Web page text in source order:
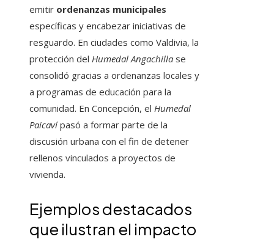
emitir ordenanzas municipales
específicas y encabezar iniciativas de
resguardo. En ciudades como Valdivia, la
protección del Humedal Angachilla se
consolidó gracias a ordenanzas locales y
a programas de educación para la
comunidad. En Concepción, el Humedal
Paicavípasó a formar parte de la
discusión urbana con el fin de detener
rellenos vinculados a proyectos de
vivienda.
Ejemplos destacados
que ilustran el impacto